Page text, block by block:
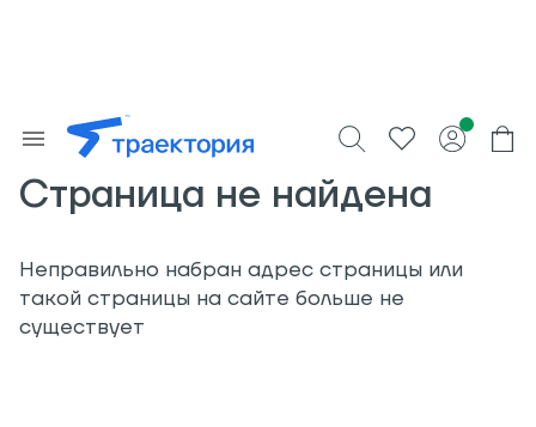
Страница не найдена
Неправильно набран адрес страницы или
такой страницы на сайте больше не
существует